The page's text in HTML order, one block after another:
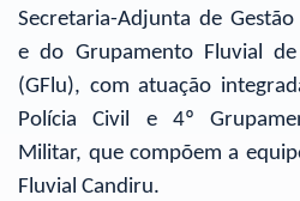
Secretaria-Adjunta de
e do Grupamento Fluvial de
(GFlu), com atuação
Polícia Civil e 4º
Militar, que compõem a
Fluvial Candiru.